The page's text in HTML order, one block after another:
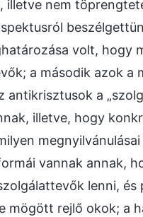
illetve nem
volt, hogy
a második azok a
antikrisztusok a
illetve, hogy
megnyilvánulásai
vannak annak,
lenni, és
mögött rejlő okok; a